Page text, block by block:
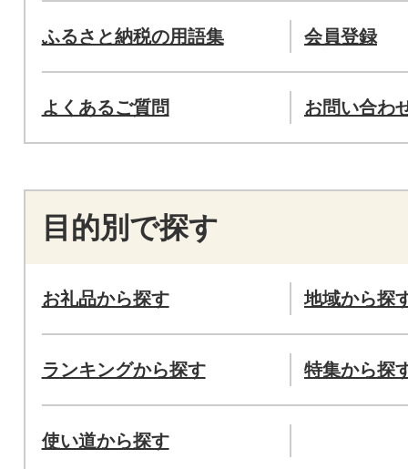
ふるさと納税の用語集 会員登録
よくあるご質問 お問い合わ
目的別で探す
お礼品から探す 地域から探
ランキングから探す 特集から探
使い道から探す